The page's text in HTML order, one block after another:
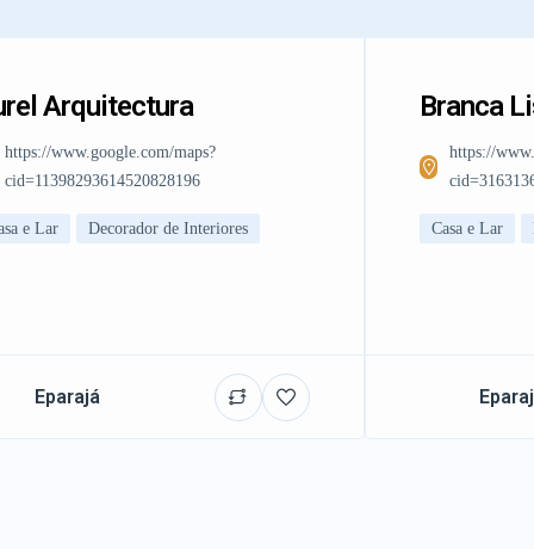
Arquitectura
https://www.google.com/maps?
cid=11398293614520828196
e Lar Decorador de Interiores
Eparajá
Branca
https://
Casa e Lar